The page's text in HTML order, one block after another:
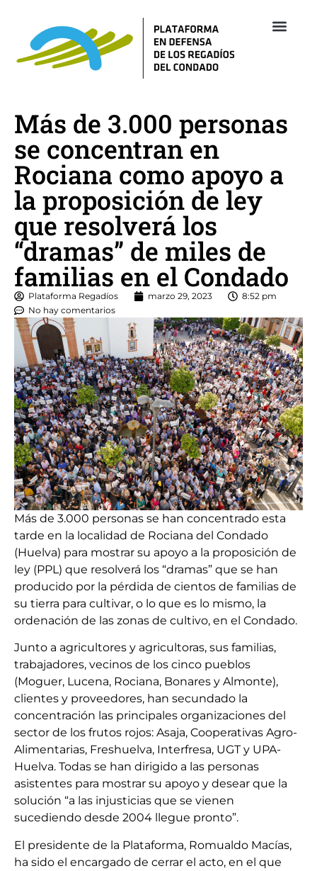
Más de 3.000 personas
se concentran en
Rociana como apoyo a
la proposición de ley
que resolverá los
“dramas” de miles de
familias en el Condado
Plataforma Regadíos marzo 29, 2023
8:52 pm
No hay comentarios
Más de 3.000 personas se han concentrado esta
tarde en la localidad de Rociana del Condado
(Huelva) para mostrar su apoyo a la proposición de
ley (PPL) que resolverá los “dramas” que se han
producido por la pérdida de cientos de familias de
su tierra para cultivar, o lo que es lo mismo, la
ordenación de las zonas de cultivo, en el Condado.
Junto a agricultores y agricultoras, sus familias,
trabajadores, vecinos de los cinco pueblos
(Moguer, Lucena, Rociana, Bonares y Almonte),
clientes y proveedores, han secundado la
concentración las principales organizaciones del
sector de los frutos rojos: Asaja, Cooperativas Agro-
Alimentarias, Freshuelva, Interfresa, UGT y UPA-
Huelva. Todas se han dirigido a las personas
asistentes para mostrar su apoyo y desear que la
solución “a las injusticias que se vienen
sucediendo desde 2004 llegue pronto”.
El presidente de la Plataforma, Romualdo Macías,
ha sido el encargado de cerrar el acto, en el que